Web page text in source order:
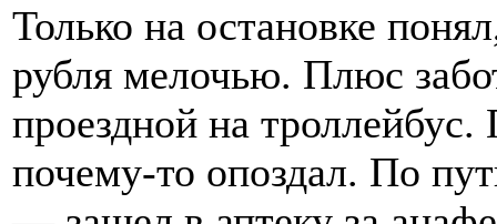
Только на остановке
рубля мелочью. Плюс
проездной на
почему-то опоздал. По